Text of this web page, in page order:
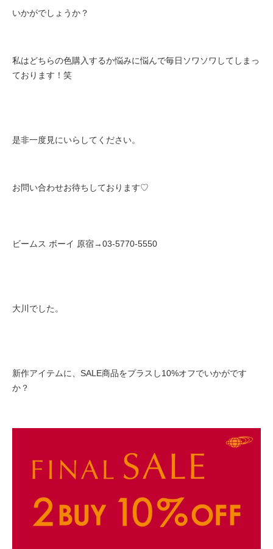
いかがでしょうか？
私はどちらの色購入するか悩みに悩んで毎日ソワソワしてしまっ
ております！笑
是非一度見にいらしてください。
お問い合わせお待ちしております♡
ビームス ボーイ 原宿→03-5770-5550
大川でした。
新作アイテムに、SALE商品をプラスし10%オフでいかがです
か？